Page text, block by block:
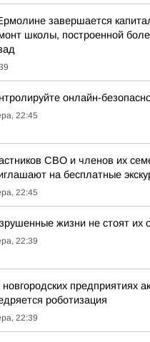
завершается
школы, построенной
онлайн-
22:45
СВО и членов их
на бесплатные
22:45
жизни не стоят их
22:39
предприятиях
роботизация
22:39